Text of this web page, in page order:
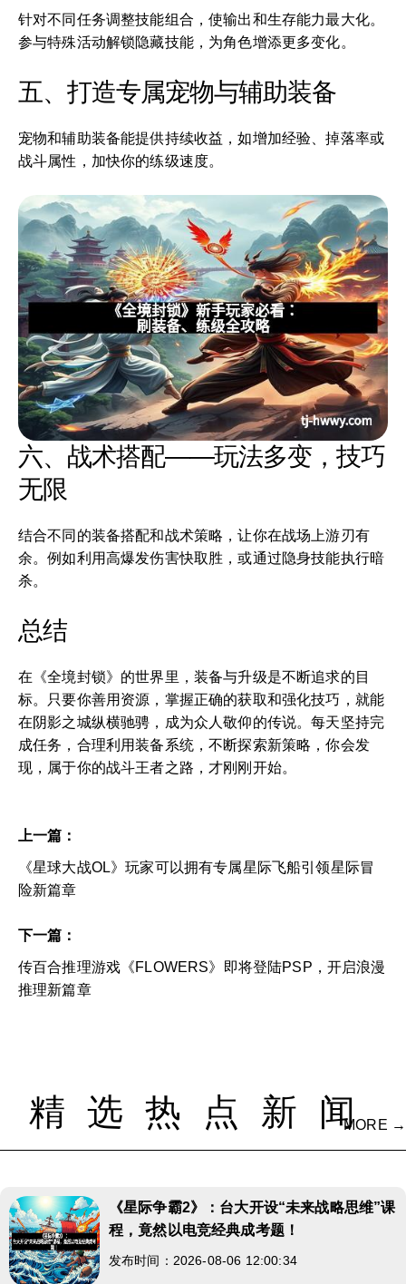
针对不同任务调整技能组合，使输出和生存能力最大化。
参与特殊活动解锁隐藏技能，为角色增添更多变化。
五、打造专属宠物与辅助装备
宠物和辅助装备能提供持续收益，如增加经验、掉落率或
战斗属性，加快你的练级速度。
六、战术搭配——玩法多变，技巧
无限
结合不同的装备搭配和战术策略，让你在战场上游刃有
余。例如利用高爆发伤害快取胜，或通过隐身技能执行暗
杀。
总结
在《全境封锁》的世界里，装备与升级是不断追求的目
标。只要你善用资源，掌握正确的获取和强化技巧，就能
在阴影之城纵横驰骋，成为众人敬仰的传说。每天坚持完
成任务，合理利用装备系统，不断探索新策略，你会发
现，属于你的战斗王者之路，才刚刚开始。
上一篇：
《星球大战OL》玩家可以拥有专属星际飞船引领星际冒
险新篇章
下一篇：
传百合推理游戏《FLOWERS》即将登陆PSP，开启浪漫
推理新篇章
精选热点新闻
MORE →
《星际争霸2》：台大开设“未来战略思维”课
程，竟然以电竞经典成考题！
发布时间：2026-08-06 12:00:34